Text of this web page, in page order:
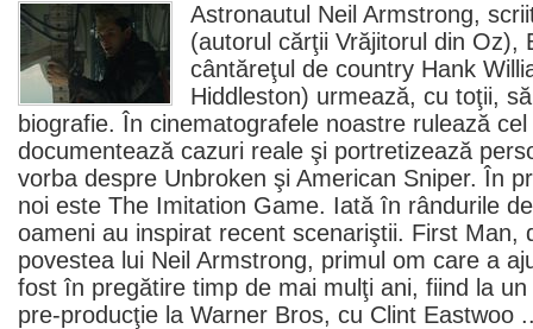
Astronautul Neil Armstrong,
(autorul cărţii Vrăjitorul din Oz),
cântăreţul de country Hank
Hiddleston) urmează, cu toţii,
biografie. În cinematografele noastre rulează
documentează cazuri reale şi portretizează
vorba despre Unbroken şi American Sniper. În
noi este The Imitation Game. Iată în rândurile
oameni au inspirat recent scenariştii. First Man,
povestea lui Neil Armstrong, primul om care a
fost în pregătire timp de mai mulţi ani, fiind la
pre-producţie la Warner Bros, cu Clint Eastwoo